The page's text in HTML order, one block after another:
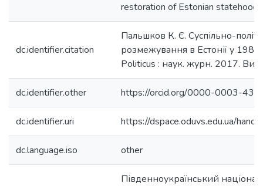
restoration of Estonian statehood.
dc.identifier.citation
Пальшков К. Є. Суспільно-
розмежування в Естонії у
Politicus : наук. журн. 2017.
dc.identifier.other https://orcid.org/0000-0003-
dc.identifier.uri https://dspace.oduvs.edu.ua/
dc.language.iso other
Південноукраїнський